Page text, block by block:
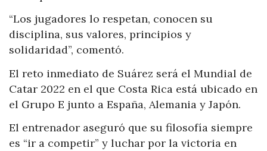
“Los jugadores lo respetan, conocen su
disciplina, sus valores, principios y
solidaridad”, comentó.
El reto inmediato de Suárez será el Mundial de
Catar 2022 en el que Costa Rica está ubicado en
el Grupo E junto a España, Alemania y Japón.
El entrenador aseguró que su filosofía siempre
es “ir a competir” y luchar por la victoria en